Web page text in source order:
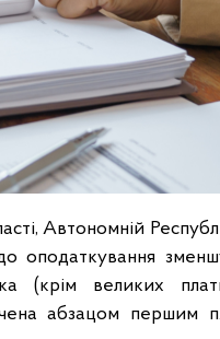
Автономній
оподаткування
(крім великих
абзацом першим